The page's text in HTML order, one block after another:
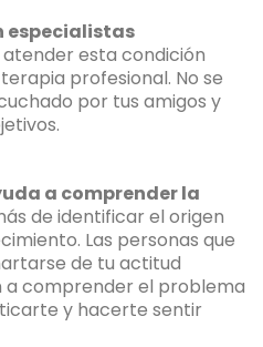
especialistas
esta condición
profesional. No se
por tus amigos y
a comprender la
de identificar el origen
Las personas que
de tu actitud
a comprender el problema
y hacerte sentir